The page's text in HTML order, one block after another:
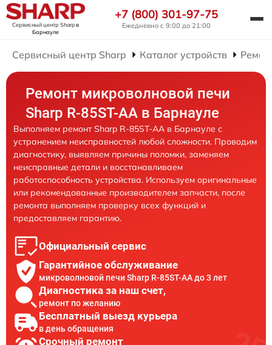
Сервисный центр Sharpв
Барнауле
+7 (800) 301-97-75
Ежедневно с 9:00 до 21:00
Сервисный центр Sharp Каталог устройств
Ремонт микроволновой печи
Sharp R-85ST-AA в Барнауле
Выполняем ремонт Sharp R-85ST-AA в Барнауле с
устранением неисправностей любой сложности. Проводим
диагностику, выявляем причины поломки, заменяем
неисправные детали и восстанавливаем
работоспособность устройства. Используем оригинальные
или рекомендованные производителем запчасти, после
ремонта выполняем проверку всех функций и
предоставляем гарантию.
Официальный сервис
Гарантийное обслуживание
микроволновой печи Sharp R-85ST-AA до 3 лет
Диагностика за наш счет,
ремонт по желанию
Бесплатный выезд курьера
в день обращения
Срочный ремонт